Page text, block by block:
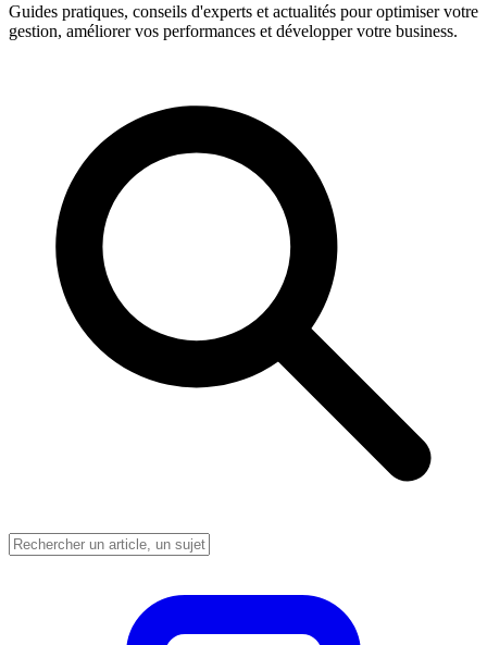
Guides pratiques, conseils d'experts et actualités pour optimiser votre
gestion, améliorer vos performances et développer votre business.